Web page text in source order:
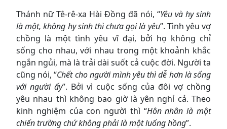
Thánh nữ Tê-rê-xa Hài Đồng đã nói, “Yêu và hy sinh
là một, không hy sinh thì chưa gọi là yêu”. Tình yêu vợ
chồng là một tình yêu vĩ đại, bởi họ không chỉ
sống cho nhau, với nhau trong một khoảnh khắc
ngắn ngủi, mà là trải dài suốt cả cuộc đời. Người ta
cũng nói, “Chết cho người mình yêu thì dễ hơn là sống
với người ấy”. Bởi vì cuộc sống của đôi vợ chồng
yêu nhau thì không bao giờ là yên nghỉ cả. Theo
kinh nghiệm của con người thì “Hôn nhân là một
chiến trường chứ không phải là một luống hồng”.